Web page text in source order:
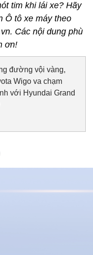
tim khi lái xe? Hãy
Ô tô xe máy theo
Các nội dung phù
ơn!
đường vội vàng,
Wigo va chạm
với Hyundai Grand